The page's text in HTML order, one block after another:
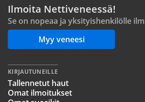
Ilmoita Nettiveneessä!
Se on nopeaa ja yksityishenkilölle
Myy veneesi
KIRJAUTUNEILLE
Tallennetut haut
Omat ilmoitukset